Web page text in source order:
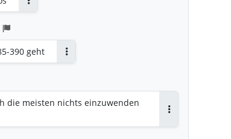
390 geht
die meisten nichts einzuwenden